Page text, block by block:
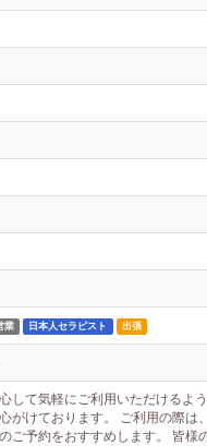
業 日本人セラピスト 出張
して気軽にご利用いただけるよ
がけております。 ご利用の際は
ご予約をおすすめします。 皆様